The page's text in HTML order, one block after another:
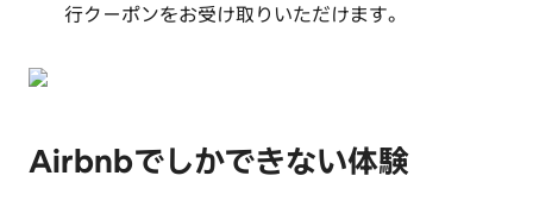
行クーポンをお受け取りいただけます。
Airbnbでしかできない体験